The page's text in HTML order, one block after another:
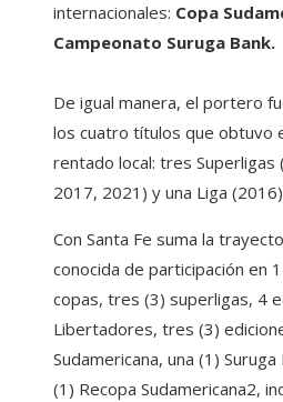
internacionales: Copa
Campeonato Suruga Bank.
De igual manera, el portero
los cuatro títulos que obtuvo
rentado local: tres Superligas
2017, 2021) y una Liga
Con Santa Fe suma la
conocida de participación en
copas, tres (3) superligas, 4
Libertadores, tres (3)
Sudamericana, una (1) Suruga
(1) Recopa Sudamericana2,